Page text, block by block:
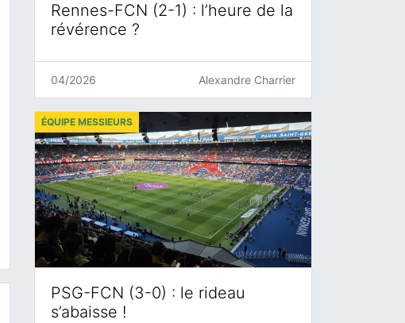
Rennes-FCN (2-1) : l’heure de la
révérence ?
04/2026 Alexandre Charrier
PSG-FCN (3-0) : le rideau
s’abaisse !
ÉQUIPE MESSIEURS